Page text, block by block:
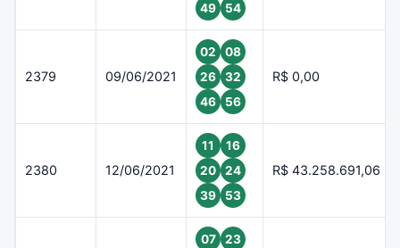
49
54
2379 09/06/2021
02
08
26
32
46
56
R$ 0,00
2380 12/06/2021
11
16
20
24
39
53
R$ 43.258.691,06
07
23